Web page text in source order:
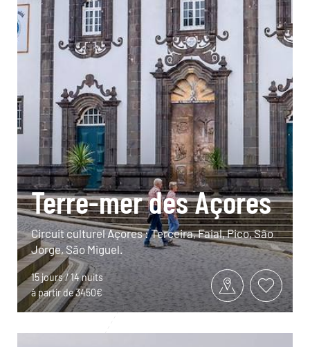
Terre-mer des Açores
Circuit culturel Açores : Terceira, Faial, Pico, São
Jorge, São Miguel.
15 jours / 14 nuits
à partir de 3450€